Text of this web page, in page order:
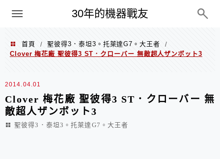
30年的機器戰友
PC
首頁 / 聖彼得3．泰坦3。托萊達G7。大王者
/
Clover 梅花廠 聖彼得3 ST．クローバー 無敵超人ザンボット3
2014.04.01
Clover 梅花廠 聖彼得3 ST．クローバー 無
敵超人ザンボット3
聖彼得3．泰坦3。托萊達G7。大王者